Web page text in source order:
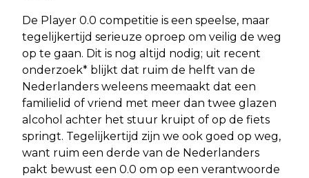
De Player 0.0 competitie is een speelse, maar
tegelijkertijd serieuze oproep om veilig de weg
op te gaan. Dit is nog altijd nodig; uit recent
onderzoek* blijkt dat ruim de helft van de
Nederlanders weleens meemaakt dat een
familielid of vriend met meer dan twee glazen
alcohol achter het stuur kruipt of op de fiets
springt. Tegelijkertijd zijn we ook goed op weg,
want ruim een derde van de Nederlanders
pakt bewust een 0.0 om op een verantwoorde